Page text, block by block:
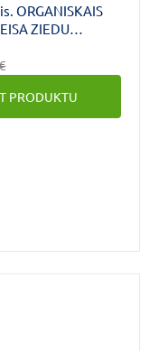
ORGANISKAIS
ZIEDU
EKSTRAKTS
no ārējiem
PRODUKTU